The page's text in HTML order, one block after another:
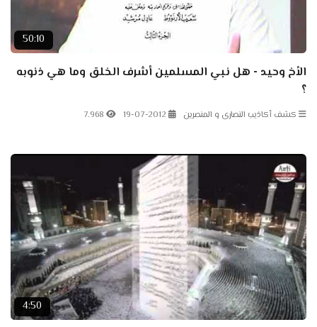
50:10
الأخ وحيد - هل نبي المسلمين أشرف الخلق وما هي ذنوبه
؟
كشف أكاذيب النصارى و المنصرين 19-07-2012
7.968
4:50